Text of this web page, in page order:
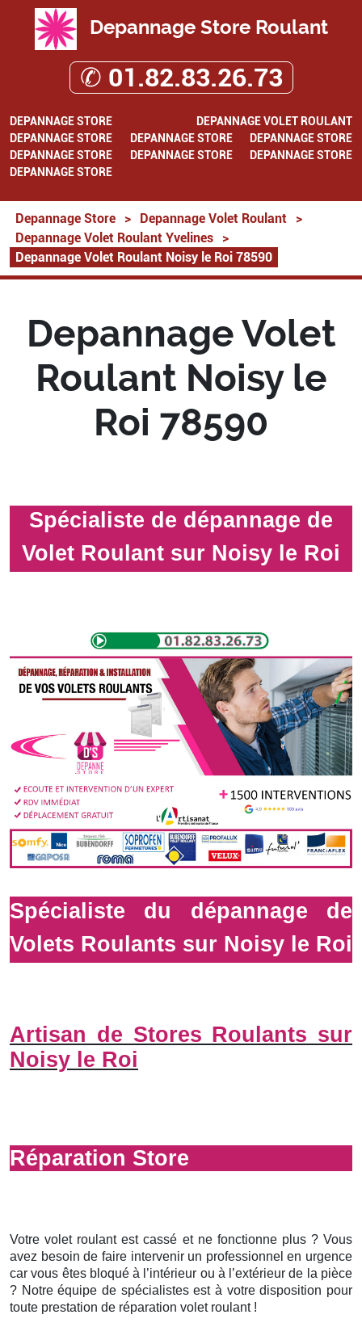
Depannage Store Roulant
✆ 01.82.83.26.73
DEPANNAGE STORE
DEPANNAGE VOLET ROULANT
DEPANNAGE STORE
DEPANNAGE STORE
DEPANNAGE STORE
DEPANNAGE STORE
DEPANNAGE STORE
DEPANNAGE STORE
DEPANNAGE STORE
Depannage Store > Depannage Volet Roulant
>
Depannage Volet Roulant Yvelines
>
Depannage Volet Roulant Noisy le Roi 78590
Depannage Volet
Roulant Noisy le
Roi 78590
Spécialiste de dépannage de
Volet Roulant sur Noisy le Roi
Spécialiste du dépannage de
Volets Roulants sur Noisy le Roi
Artisan de Stores Roulants sur
Noisy le Roi
Réparation Store
Votre volet roulant est cassé et ne fonctionne plus ? Vous
avez besoin de faire intervenir un professionnel en urgence
car vous êtes bloqué à l’intérieur ou à l’extérieur de la pièce
? Notre équipe de spécialistes est à votre disposition pour
toute prestation de réparation volet roulant !